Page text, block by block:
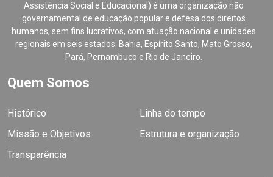
Assistência Social e Educacional) é uma organização não
governamental de educação popular e defesa dos direitos
humanos, sem fins lucrativos, com atuação nacional e unidades
regionais em seis estados: Bahia, Espírito Santo, Mato Grosso,
Pará, Pernambuco e Rio de Janeiro.
Quem Somos
Histórico
Linha do tempo
Missão e Objetivos
Estrutura e organização
Transparência